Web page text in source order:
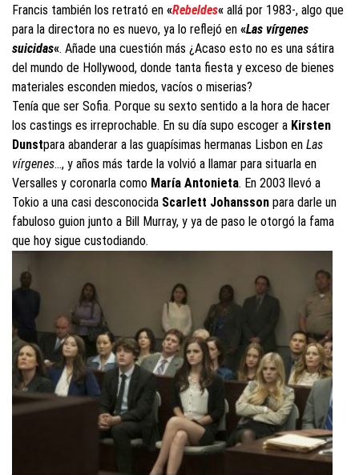
Francis también los retrató en «Rebeldes« allá por 1983-, algo que
para la directora no es nuevo, ya lo reflejó en «Las vírgenes
suicidas«. Añade una cuestión más ¿Acaso esto no es una sátira
del mundo de Hollywood, donde tanta fiesta y exceso de bienes
materiales esconden miedos, vacíos o miserias?
Tenía que ser Sofia. Porque su sexto sentido a la hora de hacer
los castings es irreprochable. En su día supo escoger a Kirsten
Dunstpara abanderar a las guapísimas hermanas Lisbon en Las
vírgenes…, y años más tarde la volvió a llamar para situarla en
Versalles y coronarla como María Antonieta. En 2003 llevó a
Tokio a una casi desconocida Scarlett Johansson para darle un
fabuloso guion junto a Bill Murray, y ya de paso le otorgó la fama
que hoy sigue custodiando.